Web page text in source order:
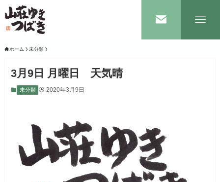
ホーム 未分類
3月9日 月曜日 天気晴
未分類 2020年3月9日